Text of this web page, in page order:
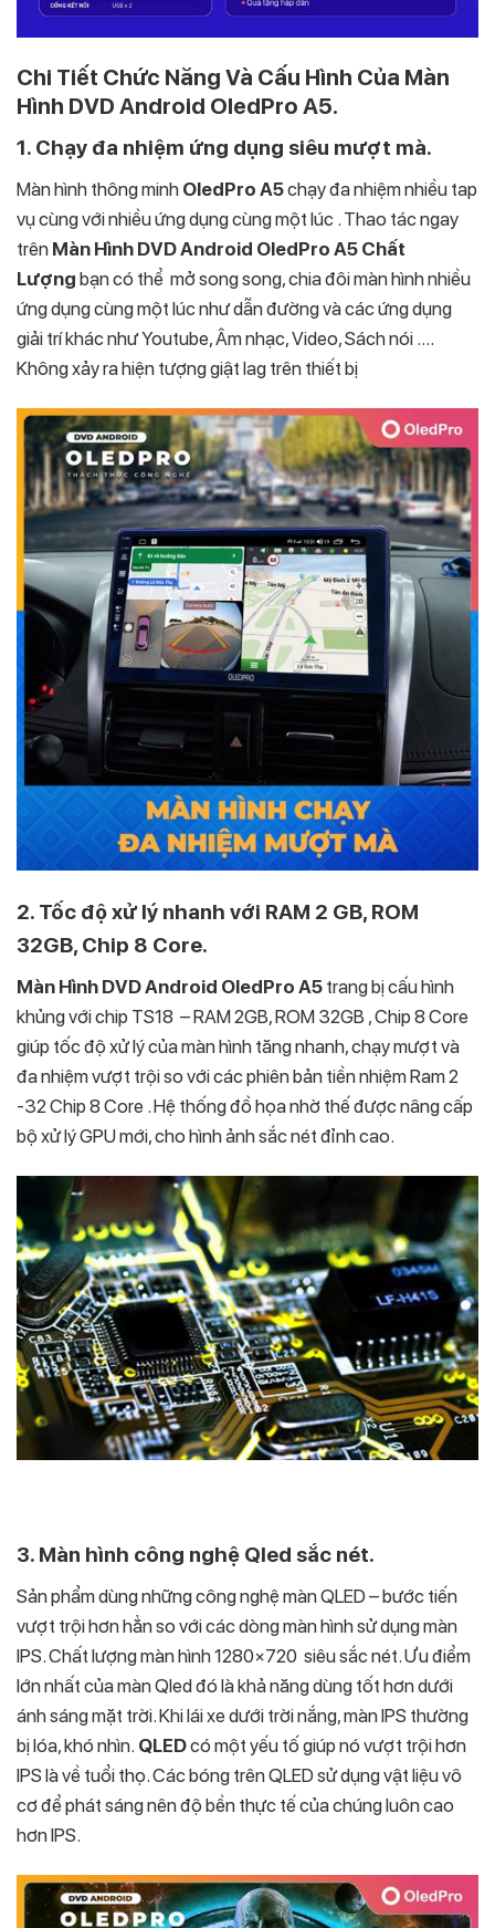
Chi Tiết Chức Năng Và Cấu Hình Của Màn
Hình DVD Android OledPro A5.
1. Chạy đa nhiệm ứng dụng siêu mượt mà.
Màn hình thông minh OledPro A5chạy đa nhiệm nhiều tap
vụ cùng với nhiều ứng dụng cùng một lúc . Thao tác ngay
trên Màn Hình DVD Android OledPro A5 Chất
Lượng bạn có thể mở song song, chia đôi màn hình nhiều
ứng dụng cùng một lúc như dẫn đường và các ứng dụng
giải trí khác như Youtube, Âm nhạc, Video, Sách nói ….
Không xảy ra hiện tượng giật lag trên thiết bị
2. Tốc độ xử lý nhanh với RAM 2 GB, ROM
32GB, Chip 8 Core.
Màn Hình DVD Android OledPro A5 trang bị cấu hình
khủng với chip TS18 – RAM 2GB, ROM 32GB , Chip 8 Core
giúp tốc độ xử lý của màn hình tăng nhanh, chạy mượt và
đa nhiệm vượt trội so với các phiên bản tiền nhiệm Ram 2
-32 Chip 8 Core . Hệ thống đồ họa nhờ thế được nâng cấp
bộ xử lý GPU mới, cho hình ảnh sắc nét đỉnh cao.
3. Màn hình công nghệ Qled sắc nét.
Sản phẩm dùng những công nghệ màn QLED – bước tiến
vượt trội hơn hẳn so với các dòng màn hình sử dụng màn
IPS. Chất lượng màn hình 1280×720 siêu sắc nét. Ưu điểm
lớn nhất của màn Qled đó là khả năng dùng tốt hơn dưới
ánh sáng mặt trời. Khi lái xe dưới trời nắng, màn IPS thường
bị lóa, khó nhìn. QLEDcó một yếu tố giúp nó vượt trội hơn
IPS là về tuổi thọ. Các bóng trên QLED sử dụng vật liệu vô
cơ để phát sáng nên độ bền thực tế của chúng luôn cao
hơn IPS.